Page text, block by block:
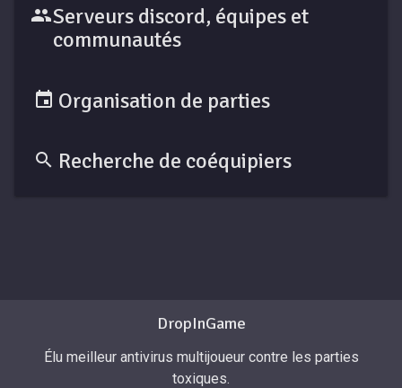
Serveurs discord, équipes et
communautés
Organisation de parties
Recherche de coéquipiers
DropInGame
Élu meilleur antivirus multijoueur contre les parties
toxiques.